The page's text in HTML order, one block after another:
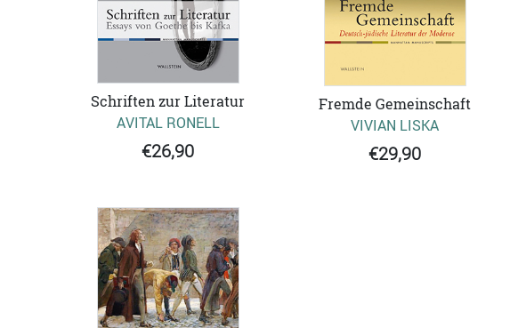
Schriften zur Literatur
AVITAL RONELL
€26,90
Fremde Gemeinschaft
VIVIAN LISKA
€29,90